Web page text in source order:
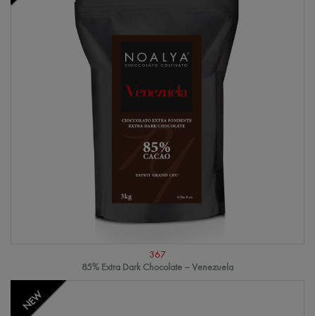
367
85% Extra Dark Chocolate – Venezuela
NEW